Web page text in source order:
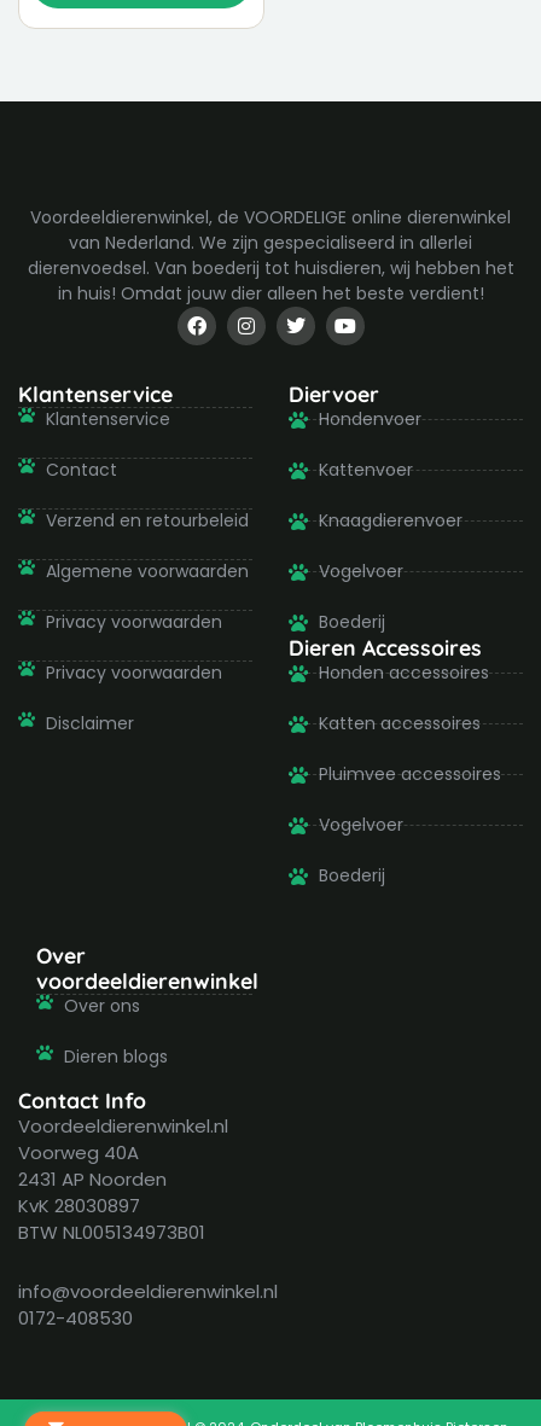
Voordeeldierenwinkel, de VOORDELIGE online dierenwinkel
van Nederland. We zijn gespecialiseerd in allerlei
dierenvoedsel. Van boederij tot huisdieren, wij hebben het
in huis! Omdat jouw dier alleen het beste verdient!
F
a
c
o
I
n
s
g
T
w
i
t
e
r
Y
o
u
u
b
e
Klantenservice
Klantenservice
Contact
Verzend en retourbeleid
Algemene voorwaarden
Privacy voorwaarden
Privacy voorwaarden
Disclaimer
Diervoer
Hondenvoer
Kattenvoer
Knaagdierenvoer
Vogelvoer
Boederij
Dieren Accessoires
Honden accessoires
Katten accessoires
Pluimvee accessoires
Vogelvoer
Boederij
Over
voordeeldierenwinkel
Over ons
Dieren blogs
Contact Info
Voordeeldierenwinkel.nl
Voorweg 40A
2431 AP Noorden
KvK 28030897
BTW NL005134973B01
info@voordeeldierenwinkel.nl
0172-408530